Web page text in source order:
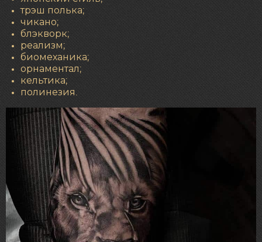
трэш полька;
чикано;
блэкворк;
реализм;
биомеханика;
орнаментал;
кельтика;
полинезия.